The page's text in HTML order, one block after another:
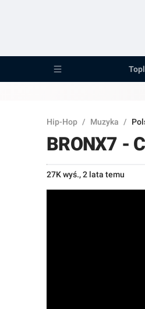
Hip-Hop / Muzyka /
BRONX7 -
27K wyś.,2 lata temu